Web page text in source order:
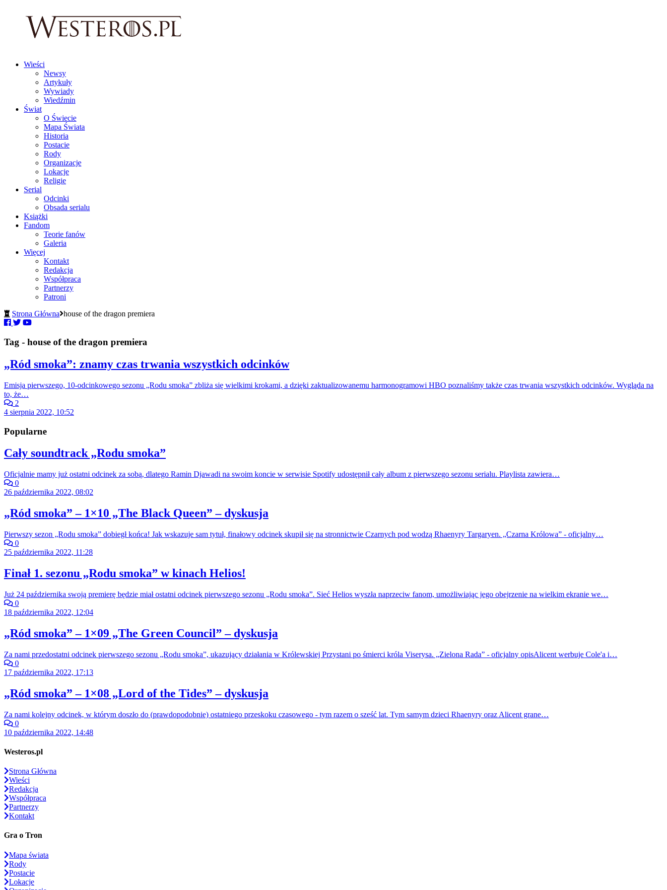
Wieści
Newsy
Artykuły
Wywiady
Wiedźmin
Świat
O Świecie
Mapa Świata
Historia
Postacie
Rody
Organizacje
Lokacje
Religie
Serial
Odcinki
Obsada serialu
Książki
Fandom
Teorie fanów
Galeria
Więcej
Kontakt
Redakcja
Współpraca
Partnerzy
Patroni
Strona Główna house of the dragon premiera
Tag - house of the dragon premiera
„Ród smoka”: znamy czas trwania wszystkich odcinków
Emisja pierwszego, 10-odcinkowego sezonu „Rodu smoka” zbliża się wielkimi krokami, a dzięki zaktualizowanemu harmonogramowi HBO poznaliśmy także czas trwania wszystkich odcinków. Wygląda na
to, że…
2
4 sierpnia 2022, 10:52
Popularne
Cały soundtrack „Rodu smoka”
Oficjalnie mamy już ostatni odcinek za sobą, dlatego Ramin Djawadi na swoim koncie w serwisie Spotify udostępnił cały album z pierwszego sezonu serialu. Playlista zawiera…
0
26 października 2022, 08:02
„Ród smoka” – 1×10 „The Black Queen” – dyskusja
Pierwszy sezon „Rodu smoka” dobiegł końca! Jak wskazuje sam tytuł, finałowy odcinek skupił się na stronnictwie Czarnych pod wodzą Rhaenyry Targaryen. „Czarna Królowa” - oficjalny…
0
25 października 2022, 11:28
Finał 1. sezonu „Rodu smoka” w kinach Helios!
Już 24 października swoją premierę będzie miał ostatni odcinek pierwszego sezonu „Rodu smoka”. Sieć Helios wyszła naprzeciw fanom, umożliwiając jego obejrzenie na wielkim ekranie we…
0
18 października 2022, 12:04
„Ród smoka” – 1×09 „The Green Council” – dyskusja
Za nami przedostatni odcinek pierwszego sezonu „Rodu smoka”, ukazujący działania w Królewskiej Przystani po śmierci króla Viserysa. „Zielona Rada” - oficjalny opisAlicent werbuje Cole'a i…
0
17 października 2022, 17:13
„Ród smoka” – 1×08 „Lord of the Tides” – dyskusja
Za nami kolejny odcinek, w którym doszło do (prawdopodobnie) ostatniego przeskoku czasowego - tym razem o sześć lat. Tym samym dzieci Rhaenyry oraz Alicent grane…
0
10 października 2022, 14:48
Westeros.pl
Strona Główna
Wieści
Redakcja
Współpraca
Partnerzy
Kontakt
Gra o Tron
Mapa świata
Rody
Postacie
Lokacje